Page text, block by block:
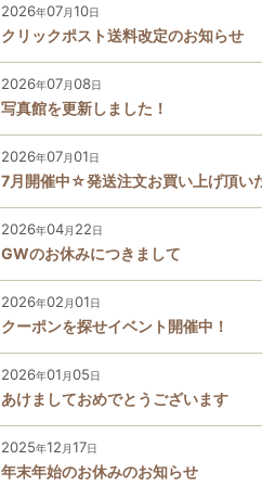
2026年07月10日
クリックポスト送料改定のお知らせ
2026年07月08日
写真館を更新しました！
2026年07月01日
7月開催中☆発送注文お買い上げ頂い
2026年04月 22日
GWのお休みにつきまして
2026年02 月01日
クーポンを探せイベント開催中！
2026年01 月05日
あけましておめでとうございます
2025年12 月17日
年末年始のお休みのお知らせ